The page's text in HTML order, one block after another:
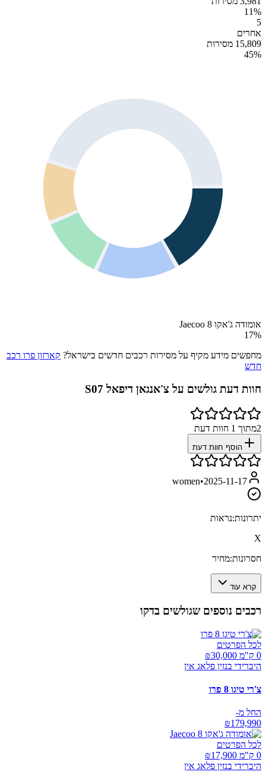
11%
5
אחרים
15,809 מסירות
45%
אומודה ג'אקו Jaecoo 8
17%
מחפשים מידע מקיף על מסירות רכבים חדשים בישראל? קארזון פרו רכב
חדש
חוות דעת גולשים עלצ'אנגאן דיפאל S07
2מתוך 1 חוות דעת
הוסף חוות דעת
women•2025-11-17
יתרונות:נראות
X
חסרונות:מחיר
קרא עוד
רכבים נוספים שגולשים בדקו
לכל הפרטים
0 ק"מ ₪
30,000
היברידי בנזין פלאג אין
צ'רי טיגו 8 פרו
החל מ-
₪179,990
לכל הפרטים
0 ק"מ ₪
17,900
היברידי בנזין פלאג אין